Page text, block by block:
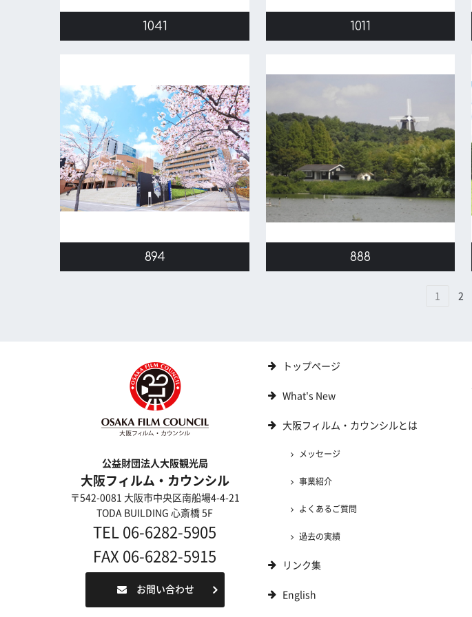
1041 1011
894 888
1 2
公益財団法人大阪観光局
大阪フィルム・カウンシル
〒542-0081 大阪市中央区南船場4-4-21
TODA BUILDING 心斎橋 5F
TEL 06-6282-5905
FAX 06-6282-5915
お問い合わせ
トップページ
What's New
大阪フィルム・カウンシルとは
メッセージ
事業紹介
よくあるご質問
過去の実績
リンク集
English